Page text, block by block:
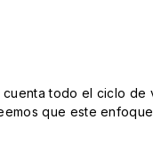
todo el ciclo
que este